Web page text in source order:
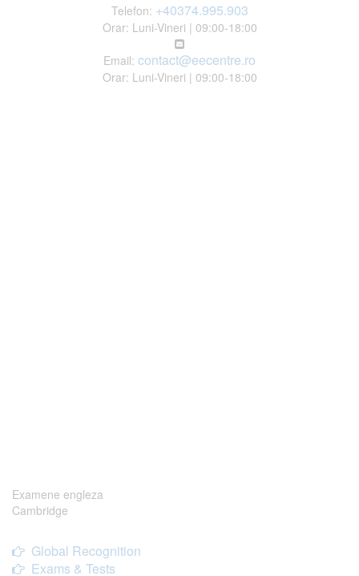
Telefon: +40374.995.903
Orar: Luni-Vineri | 09:00-18:00
Email: contact@eecentre.ro
Orar: Luni-Vineri | 09:00-18:00
Examene engleza
Cambridge
Global Recognition
Exams & Tests